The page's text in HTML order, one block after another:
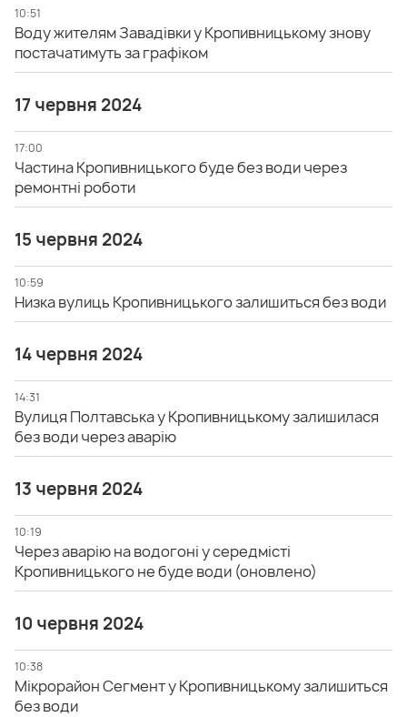
10:51
Воду жителям Завадівки у Кропивницькому знову
постачатимуть за графіком
17 червня 2024
17:00
Частина Кропивницького буде без води через
ремонтні роботи
15 червня 2024
10:59
Низка вулиць Кропивницького залишиться без води
14 червня 2024
14:31
Вулиця Полтавська у Кропивницькому залишилася
без води через аварію
13 червня 2024
10:19
Через аварію на водогоні у середмісті
Кропивницького не буде води (оновлено)
10 червня 2024
10:38
Мікрорайон Сегмент у Кропивницькому залишиться
без води